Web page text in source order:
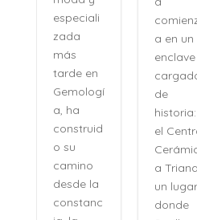
comienz
a en un
enclave
cargado
de
historia:
el Centro
Cerámic
a Triana,
un lugar
donde
o
dose,
ón tras
ón, en
de una
forma